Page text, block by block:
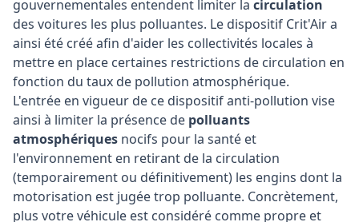
gouvernementales entendent limiter la circulation
des voitures les plus polluantes. Le dispositif Crit'Air a
ainsi été créé afin d'aider les collectivités locales à
mettre en place certaines restrictions de circulation en
fonction du taux de pollution atmosphérique.
L'entrée en vigueur de ce dispositif anti-pollution vise
ainsi à limiter la présence de polluants
atmosphériques nocifs pour la santé et
l'environnement en retirant de la circulation
(temporairement ou définitivement) les engins dont la
motorisation est jugée trop polluante. Concrètement,
plus votre véhicule est considéré comme propre et